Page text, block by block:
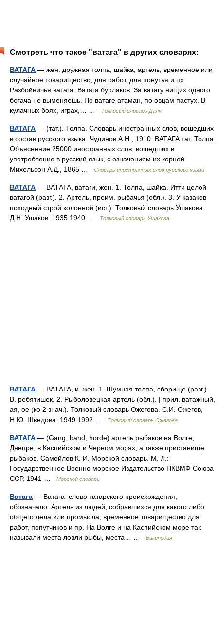
Смотреть что такое "ватага" в других словарях:
ВАТАГА — жен. дружная толпа, шайка, артель; временное или
случайное товарищество, для работ, для понутья и пр.
Разбойничья ватага. Ватага бурлаков. За ватагу нищих одного
богача не выменяешь. По ватаге атаман, по овцам пастух. В
кулачных боях, играх,… …
Толковый словарь Даля
ВАТАГА — (тат.). Толпа. Словарь иностранных слов, вошедших
в состав русского языка. Чудинов А.Н., 1910. ВАТАГА тат. Толпа.
Объяснение 25000 иностранных слов, вошедших в
употребление в русский язык, с означением их корней.
Михельсон А.Д., 1865 …
Словарь иностранных слов русского языка
ВАТАГА — ВАТАГА, ватаги, жен. 1. Толпа, шайка. Итти целой
ватагой (разг.). 2. Артель, преим. рыбачья (обл.). 3. У казаков
походный строй колонной (ист.). Толковый словарь Ушакова.
Д.Н. Ушаков. 1935 1940 …
Толковый словарь Ушакова
ВАТАГА — ВАТАГА, и, жен. 1. Шумная толпа, сборище (разг.).
В. ребятишек. 2. Рыболовецкая артель (обл.). | прил. ватажный,
ая, ое (ко 2 знач.). Толковый словарь Ожегова. С.И. Ожегов,
Н.Ю. Шведова. 1949 1992 …
Толковый словарь Ожегова
ВАТАГА — (Gang, band, horde) артель рыбаков на Волге,
Днепре, в Каспийском и Черном морях, а также пристанище
рыбаков. Самойлов К. И. Морской словарь. М. Л.:
Государственное Военно морское Издательство НКВМФ Союза
ССР, 1941 …
Морской словарь
Ватага — Ватага слово татарского происхождения,
обозначало: Артель из людей, собравшихся для какого либо
общего дела или промысла; временное товарищество для
работ, попутчиков и пр. На Волге и на Каспийском море так
называли места ловли рыбы, места… …
Википедия